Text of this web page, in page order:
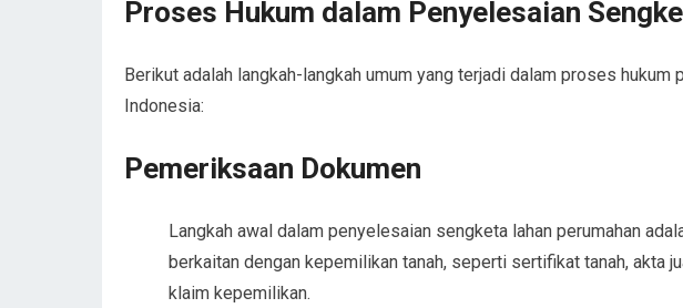
Proses Hukum dalam Penyelesaian
Berikut adalah langkah-langkah umum yang terjadi dalam proses
Indonesia:
Pemeriksaan Dokumen
Langkah awal dalam penyelesaian sengketa lahan perumahan
berkaitan dengan kepemilikan tanah, seperti sertifikat tanah, akta
klaim kepemilikan.